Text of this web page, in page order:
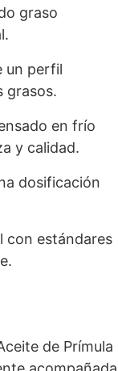
graso
un perfil
grasos.
en frío
y calidad.
dosificación
con estándares
de Prímula